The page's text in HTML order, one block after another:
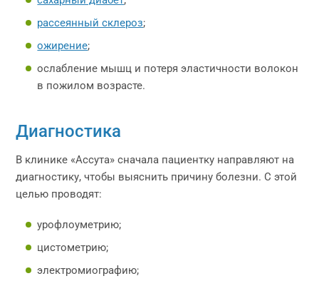
рассеянный склероз;
ожирение;
ослабление мышц и потеря эластичности волокон
в пожилом возрасте.
Диагностика
В клинике «Ассута» сначала пациентку направляют на
диагностику, чтобы выяснить причину болезни. С этой
целью проводят:
урофлоуметрию;
цистометрию;
электромиографию;